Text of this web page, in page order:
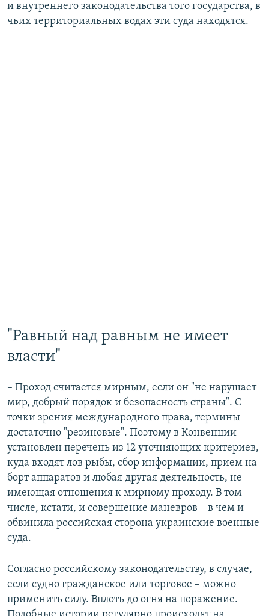
и внутреннего законодательства того государства, в
чьих территориальных водах эти суда находятся.
"Равный над равным не имеет
власти"
– Проход считается мирным, если он "не нарушает
мир, добрый порядок и безопасность страны". С
точки зрения международного права, термины
достаточно "резиновые". Поэтому в Конвенции
установлен перечень из 12 уточняющих критериев,
куда входят лов рыбы, сбор информации, прием на
борт аппаратов и любая другая деятельность, не
имеющая отношения к мирному проходу. В том
числе, кстати, и совершение маневров – в чем и
обвинила российская сторона украинские военные
суда.
Согласно российскому законодательству, в случае,
если судно гражданское или торговое – можно
применить силу. Вплоть до огня на поражение.